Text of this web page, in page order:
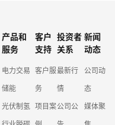
产品和
服务
电力交易
储能
光伏制氢
客户
支持
客户服
务
项目案
投资者
关系
最新行
情
公司公
新闻
动态
公司动
态
媒体聚